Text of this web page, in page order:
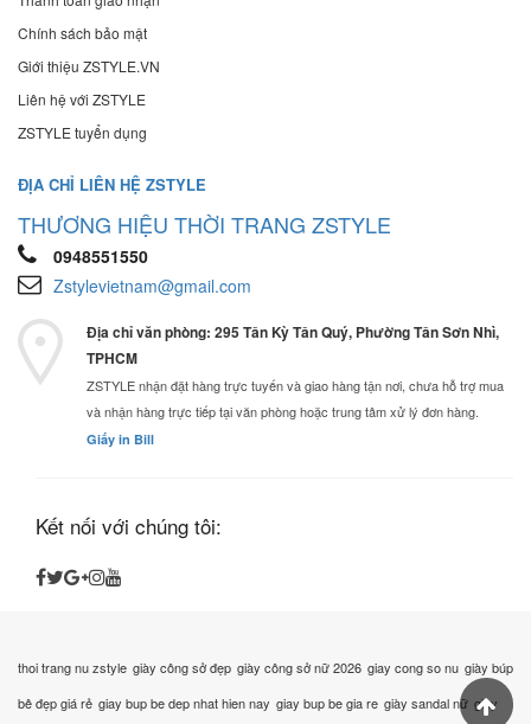
Chính sách bảo mật
Giới thiệu ZSTYLE.VN
Liên hệ với ZSTYLE
ZSTYLE tuyển dụng
ĐỊA CHỈ LIÊN HỆ ZSTYLE
THƯƠNG HIỆU THỜI TRANG ZSTYLE
0948551550
Zstylevietnam@gmail.com
Địa chỉ văn phòng: 295 Tân Kỳ Tân Quý, Phường Tân Sơn Nhì,
TPHCM
ZSTYLE nhận đặt hàng trực tuyến và giao hàng tận nơi, chưa hỗ trợ mua
và nhận hàng trực tiếp tại văn phòng hoặc trung tâm xử lý đơn hàng.
Giấy in Bill
Kết nối với chúng tôi:
thoi trang nu zstyle giày công sở đẹp giày công sở nữ 2026 giay cong so nu giày búp
bê đẹp giá rẻ giay bup be dep nhat hien nay giay bup be gia re giày sandal nữ giày